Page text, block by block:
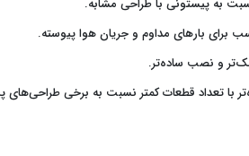
به پیستونی با طراحی مشابه.
برای بارهای مداوم و جریان هوا پیوسته.
و نصب ساده‌تر.
با تعداد قطعات کمتر نسبت به برخی طراحی‌های